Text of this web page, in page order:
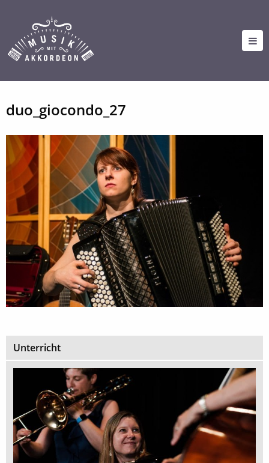
Unterricht
duo_giocondo_27